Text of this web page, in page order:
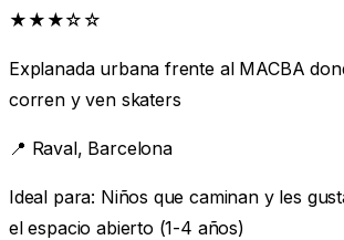
★★★☆☆
Explanada urbana frente al MACBA
corren y ven skaters
📍 Raval, Barcelona
Ideal para: Niños que caminan y les
el espacio abierto (1-4 años)